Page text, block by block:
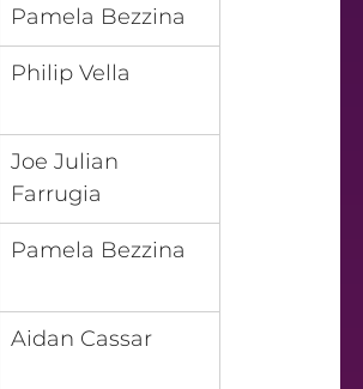
Pamela Bezzina
Philip Vella
Joe Julian
Farrugia
Pamela Bezzina
Aidan Cassar